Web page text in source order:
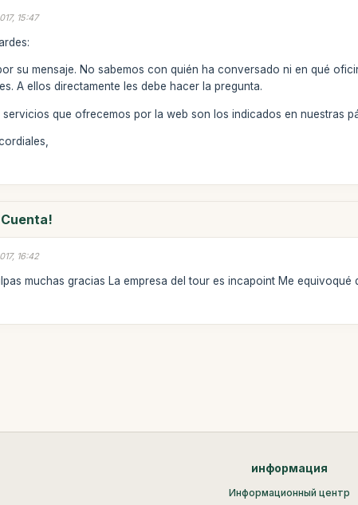
15:47
su mensaje. No sabemos con quién ha conversado ni en qué
A ellos directamente les debe hacer la pregunta.
servicios que ofrecemos por la web son los indicados en nuestras
16:42
muchas gracias La empresa del tour es incapoint Me
информация
Информационный центр